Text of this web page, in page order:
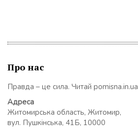
Про нас
Правда – це сила. Читай pomisna.in.ua
Адреса
Житомирська область, Житомир,
вул. Пушкінська, 41Б, 10000